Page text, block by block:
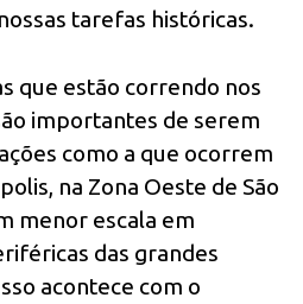
tarefas históricas.
que estão correndo nos
importantes de serem
como a que ocorrem
na Zona Oeste de São
menor escala em
das grandes
acontece com o